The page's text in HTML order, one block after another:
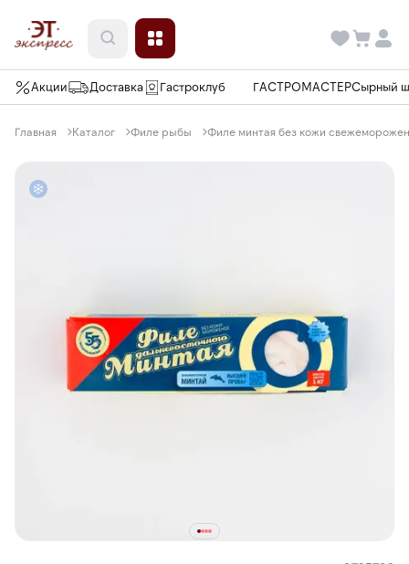
Акции Доставка Гастроклуб ГАСТРОМАСТЕРСырный
Главная Каталог Филе рыбы Филе минтая без кожи